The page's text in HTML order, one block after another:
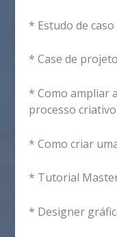
* Estudo de
* Case de
* Como ampliar
processo
* Como criar
* Tutorial
* Designer